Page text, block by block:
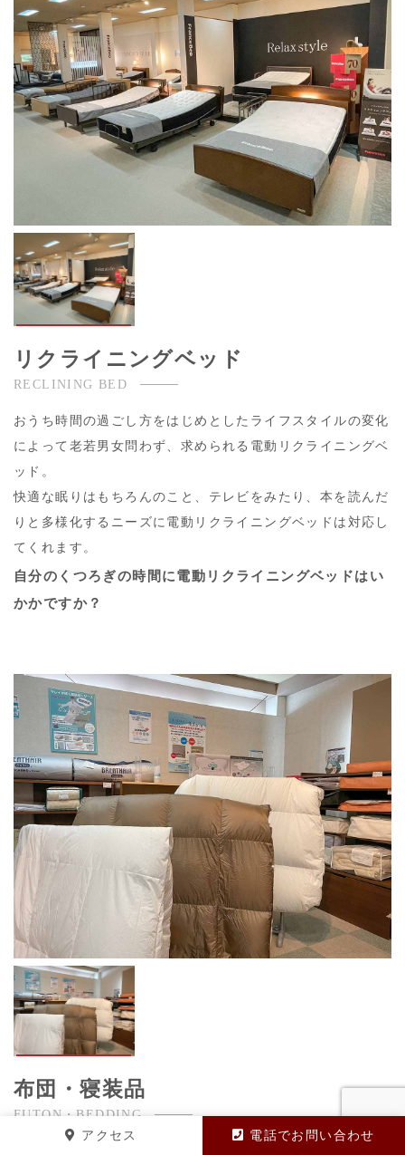
リクライニングベッド
RECLINING BED
おうち時間の過ごし方をはじめとしたライフスタイルの変化
によって老若男女問わず、求められる電動リクライニングベ
ッド。
快適な眠りはもちろんのこと、テレビをみたり、本を読んだ
りと多様化するニーズに電動リクライニングベッドは対応し
てくれます。
自分のくつろぎの時間に電動リクライニングベッドはい
かかですか？
布団・寝装品
アクセス 電話でお問い合わせ